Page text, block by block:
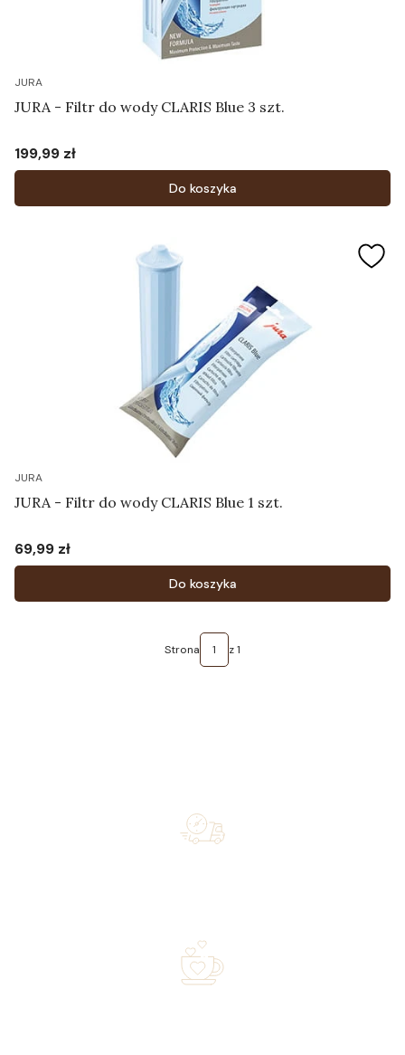
JURA
JURA - Filtr do wody CLARIS Blue 3 szt.
Cena
199,99 zł
Do koszyka
JURA
JURA - Filtr do wody CLARIS Blue 1 szt.
Cena
69,99 zł
Do koszyka
Strona z 1